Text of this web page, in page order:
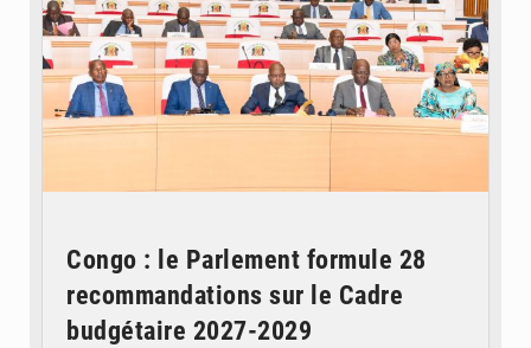
Congo : le Parlement formule 28
recommandations sur le Cadre
budgétaire 2027-2029